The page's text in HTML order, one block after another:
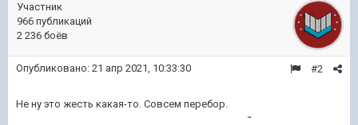
Участник
966 публикаций
2 236 боёв
#2
Опубликовано: 21 апр 2021, 10:33:30
Не ну это жесть какая-то. Совсем перебор.